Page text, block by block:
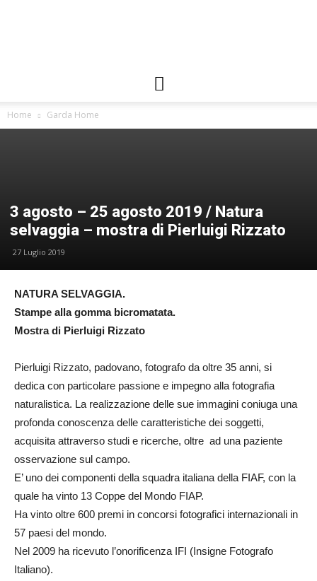
FIAF
Home Garda Home
3 agosto – 25 agosto 2019 / Natura
selvaggia – mostra di Pierluigi Rizzato
27 Luglio 2019
NATURA SELVAGGIA.
Stampe alla gomma bicromatata.
Mostra di Pierluigi Rizzato
Pierluigi Rizzato, padovano, fotografo da oltre 35 anni, si
dedica con particolare passione e impegno alla fotografia
naturalistica. La realizzazione delle sue immagini coniuga una
profonda conoscenza delle caratteristiche dei soggetti,
acquisita attraverso studi e ricerche, oltre ad una paziente
osservazione sul campo.
E’ uno dei componenti della squadra italiana della FIAF, con la
quale ha vinto 13 Coppe del Mondo FIAP.
Ha vinto oltre 600 premi in concorsi fotografici internazionali in
57 paesi del mondo.
Nel 2009 ha ricevuto l’onorificenza IFI (Insigne Fotografo
Italiano).